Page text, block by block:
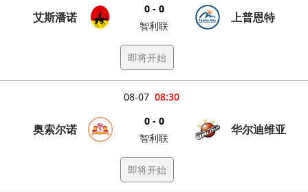
艾斯潘诺
0 - 0
智利联
上普恩特
即将开始
08:30
08-07
奥索尔诺
0 - 0
智利联
华尔迪维亚
即将开始